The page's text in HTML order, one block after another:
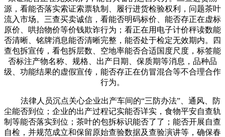
源，看能否落实索证索票轨制、履行进货检验权利，问题茶叶
流入市场。三查买卖诚信，看能否明码标价、能否存正在虚标
原价、哄抬物价等价钱欺诈行为；看正在用电子计价秤读数能
否清晰、铭牌消息能否清晰完整，能否处于检定无效期内。四
查包拆宣传，看包拆层数、空地率能否合适国度尺度，标签能
否标注产物名称、规格、出产日期、保质期等消息，品种品
级、功能结果的虚假宣传，能否存正在仿冒混合等不合理合作
行为。
法律人员沉点关心企业出产车间的“三防办法”、通风、防
尘能否到位；企业的出产过程记实能否详实，食物平安自查轨
制等能否落实到位；茶叶的包拆标识能否了了；能否开展自查
自检，并规范成立和保留原始查验数据及查验演讲等，确保春